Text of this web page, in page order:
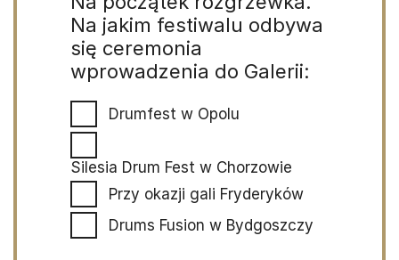
Na jakim festiwalu odbywa
się ceremonia
wprowadzenia do Galerii:
Drumfest w Opolu
Silesia Drum Fest w Chorzowie
Przy okazji gali Fryderyków
Drums Fusion w Bydgoszczy